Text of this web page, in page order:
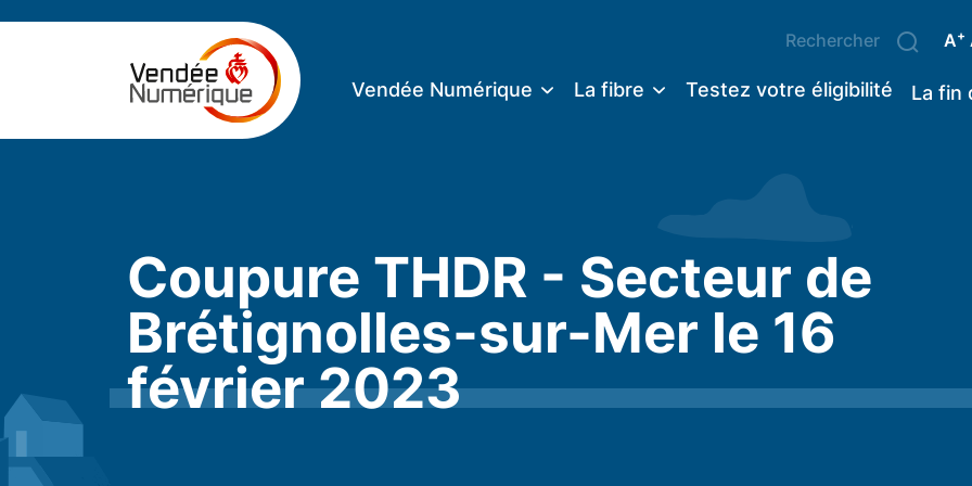
A+
Vendée Numérique La fibre Testez votre éligibilité La fin
Coupure THDR - Secteur de
Brétignolles-sur-Mer le 16
février 2023